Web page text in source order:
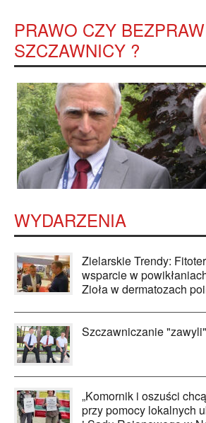
PRAWO CZY
SZCZAWNICY ?
WYDARZENIA
Zielarskie Trendy:
wsparcie w
Zioła w dermatozach
Szczawniczanie
„Komornik i oszuści
przy pomocy lokalnych